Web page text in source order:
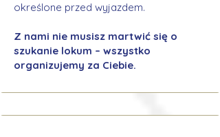
określone przed wyjazdem.
Z nami nie musisz martwić się o
szukanie lokum – wszystko
organizujemy za Ciebie.